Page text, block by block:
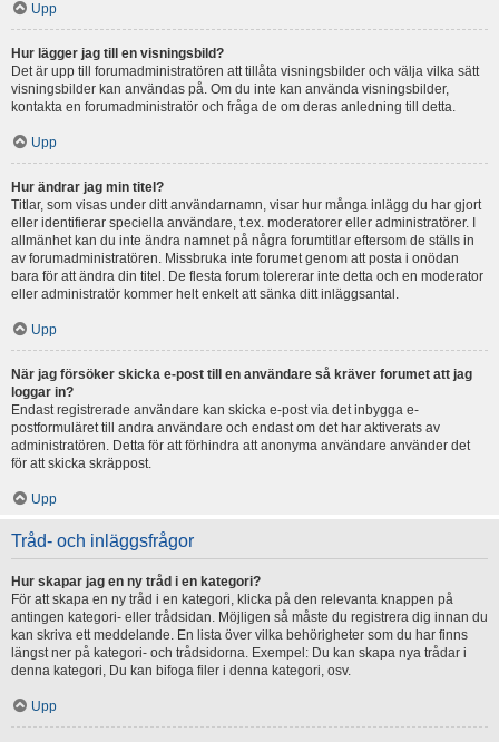
Upp
Hur lägger jag till en visningsbild?
Det är upp till forumadministratören att tillåta visningsbilder och välja vilka sätt
visningsbilder kan användas på. Om du inte kan använda visningsbilder,
kontakta en forumadministratör och fråga de om deras anledning till detta.
Upp
Hur ändrar jag min titel?
Titlar, som visas under ditt användarnamn, visar hur många inlägg du har gjort
eller identifierar speciella användare, t.ex. moderatorer eller administratörer. I
allmänhet kan du inte ändra namnet på några forumtitlar eftersom de ställs in
av forumadministratören. Missbruka inte forumet genom att posta i onödan
bara för att ändra din titel. De flesta forum tolererar inte detta och en moderator
eller administratör kommer helt enkelt att sänka ditt inläggsantal.
Upp
När jag försöker skicka e-post till en användare så kräver forumet att jag
loggar in?
Endast registrerade användare kan skicka e-post via det inbygga e-
postformuläret till andra användare och endast om det har aktiverats av
administratören. Detta för att förhindra att anonyma användare använder det
för att skicka skräppost.
Upp
Tråd- och inläggsfrågor
Hur skapar jag en ny tråd i en kategori?
För att skapa en ny tråd i en kategori, klicka på den relevanta knappen på
antingen kategori- eller trådsidan. Möjligen så måste du registrera dig innan du
kan skriva ett meddelande. En lista över vilka behörigheter som du har finns
längst ner på kategori- och trådsidorna. Exempel: Du kan skapa nya trådar i
denna kategori, Du kan bifoga filer i denna kategori, osv.
Upp